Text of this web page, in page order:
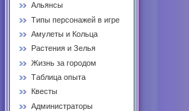
Альянсы
Типы персонажей в игре
Амулеты и Кольца
Растения и Зелья
Жизнь за городом
Таблица опыта
Квесты
Администраторы